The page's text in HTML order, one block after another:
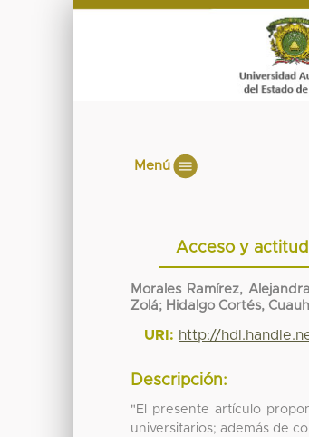
Menú
Acceso y
Morales Ramírez,
Zolá; Hidalgo Cortés,
URI: http://
Descripción:
"El presente artículo
universitarios; además de